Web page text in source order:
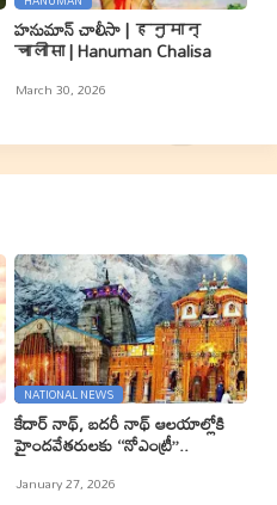
హనుమాన్ చాలీసా | हनुमान्
चालीसा | Hanuman Chalisa
March 30, 2026
NATIONAL NEWS
కేదార్ నాథ్, బదరీ నాథ్ ఆలయాల్లోకి
హైందవేతరులకు ‘‘నోఎంట్రీ’’..
January 27, 2026